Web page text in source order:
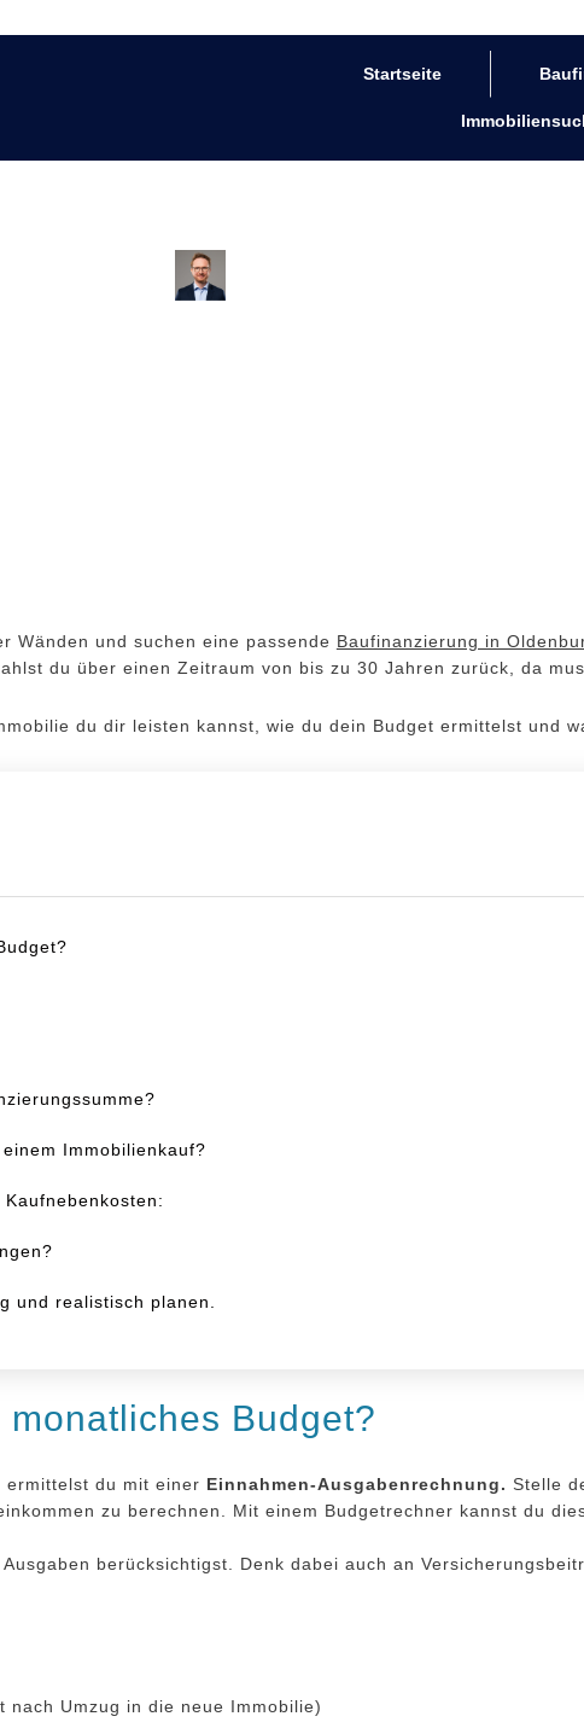
Startseite
Wänden und suchen eine passende Baufinanzierung in
du über einen Zeitraum von bis zu 30 Jahren zurück, da
du dir leisten kannst, wie du dein Budget ermittelst und
Immobilienkauf?
und realistisch planen.
Budget?
ermittelst du mit einer Einnahmen-Ausgabenrechnung. Stelle
zu berechnen. Mit einem Budgetrechner kannst du
berücksichtigst. Denk dabei auch an
Umzug in die neue Immobilie)